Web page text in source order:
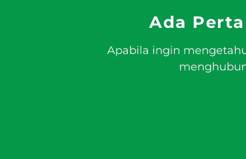
Ada
Apabila ingin